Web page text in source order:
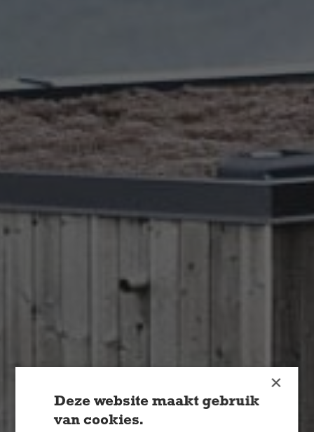
×
Deze website maakt gebruik
van cookies.